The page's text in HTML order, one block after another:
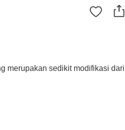
merupakan sedikit modifikasi dari